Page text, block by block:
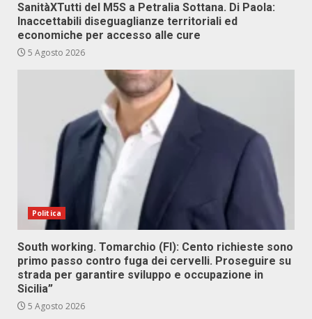
SanitàXTutti del M5S a Petralia Sottana. Di Paola:
Inaccettabili diseguaglianze territoriali ed
economiche per accesso alle cure
5 Agosto 2026
Politica
South working. Tomarchio (FI): Cento richieste sono
primo passo contro fuga dei cervelli. Proseguire su
strada per garantire sviluppo e occupazione in
Sicilia”
5 Agosto 2026